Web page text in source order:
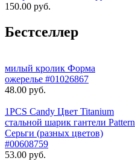
150.00 руб.
Бестселлер
милый кролик Форма
ожерелье #01026867
48.00 руб.
1PCS Candy Цвет Titanium
стальной шарик гантели Pattern
Серьги (разных цветов)
#00608759
53.00 руб.